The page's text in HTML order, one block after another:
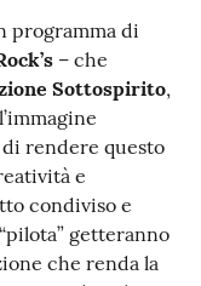
programma di
– che
Sottospirito,
rendere questo
e
condiviso e
getteranno
che renda la